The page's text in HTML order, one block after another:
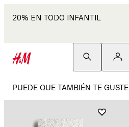
20% EN TODO INFANTIL
PUEDE QUE TAMBIÉN TE GUSTE